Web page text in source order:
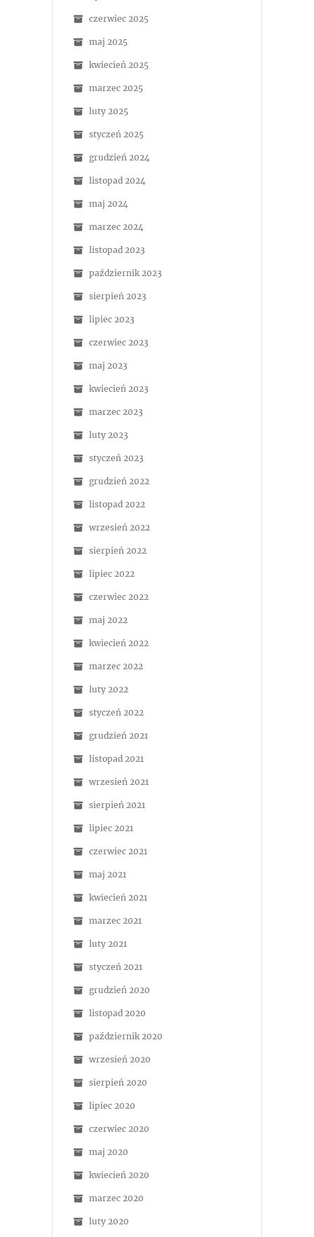
czerwiec 2025
maj 2025
kwiecień 2025
marzec 2025
luty 2025
styczeń 2025
grudzień 2024
listopad 2024
maj 2024
marzec 2024
listopad 2023
październik 2023
sierpień 2023
lipiec 2023
czerwiec 2023
maj 2023
kwiecień 2023
marzec 2023
luty 2023
styczeń 2023
grudzień 2022
listopad 2022
wrzesień 2022
sierpień 2022
lipiec 2022
czerwiec 2022
maj 2022
kwiecień 2022
marzec 2022
luty 2022
styczeń 2022
grudzień 2021
listopad 2021
wrzesień 2021
sierpień 2021
lipiec 2021
czerwiec 2021
maj 2021
kwiecień 2021
marzec 2021
luty 2021
styczeń 2021
grudzień 2020
listopad 2020
październik 2020
wrzesień 2020
sierpień 2020
lipiec 2020
czerwiec 2020
maj 2020
kwiecień 2020
marzec 2020
luty 2020